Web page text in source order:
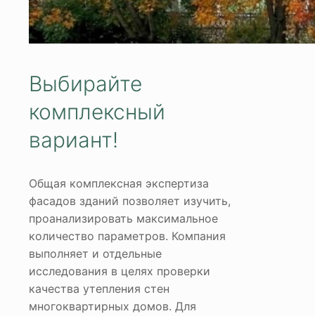
Выбирайте
комплексный
вариант!
Общая комплексная экспертиза
фасадов зданий позволяет изучить,
проанализировать максимальное
количество параметров. Компания
выполняет и отдельные
исследования в целях проверки
качества утепления стен
многоквартирных домов. Для